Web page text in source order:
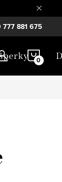
777 881 675